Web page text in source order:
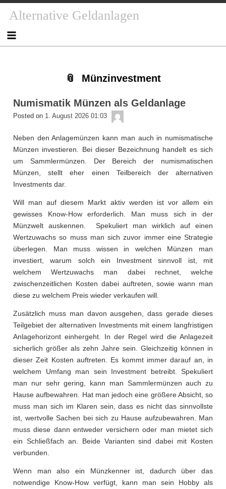
to
content
to
NAV_MENU-
to
NAV_MENU-
to
NAV_MENU-
to
NAV_MENU-
to
MSCHANDL
to
TEXT-
to
TEXT-
to
TEXT-
Alternative Geldanlagen
Münzinvestment
Numismatik Münzen als Geldanlage
Posted on 1. August 2026 01:03
Neben den Anlagemünzen kann man auch in numismatische
Münzen investieren. Bei dieser Bezeichnung handelt es sich
um Sammlermünzen. Der Bereich der numismatischen
Münzen, stellt eher einen Teilbereich der alternativen
Investments dar.
Will man auf diesem Markt aktiv werden ist vor allem ein
gewisses Know-How erforderlich. Man muss sich in der
Münzwelt auskennen. Spekuliert man wirklich auf einen
Wertzuwachs so muss man sich zuvor immer eine Strategie
überlegen. Man muss wissen in welchen Münzen man
investiert, warum solch ein Investment sinnvoll ist, mit
welchem Wertzuwachs man dabei rechnet, welche
zwischenzeitlichen Kosten dabei auftreten, sowie wann man
diese zu welchem Preis wieder verkaufen will.
Zusätzlich muss man davon ausgehen, dass gerade dieses
Teilgebiet der alternativen Investments mit einem langfristigen
Anlagehorizont einhergeht. In der Regel wird die Anlagezeit
sicherlich größer als zehn Jahre sein. Gleichzeitig können in
dieser Zeit Kosten auftreten. Es kommt immer darauf an, in
welchem Umfang man sein Investment betreibt. Spekuliert
man nur sehr gering, kann man Sammlermünzen auch zu
Hause aufbewahren. Hat man jedoch eine größere Absicht, so
muss man sich im Klaren sein, dass es nicht das sinnvollste
ist, wertvolle Sachen bei sich zu Hause aufzubewahren. Man
muss diese dann entweder versichern oder man mietet sich
ein Schließfach an. Beide Varianten sind dabei mit Kosten
verbunden.
Wenn man also ein Münzkenner ist, dadurch über das
notwendige Know-How verfügt, kann man sein Hobby als